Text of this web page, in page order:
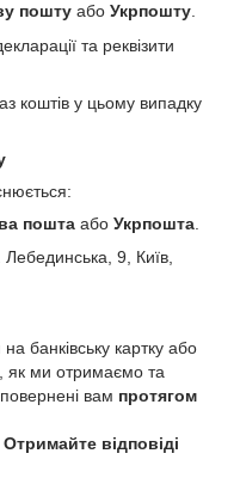
пошту або Укрпошту.
та реквізити
коштів у цьому випадку
пошта або Укрпошта
Лебединська, 9, Київ,
банківську картку або
як ми отримаємо та
вам протягом
відповіді